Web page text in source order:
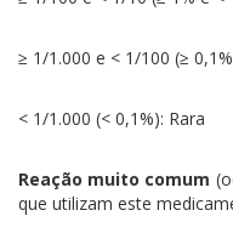
≥ 1/1.000 e < 1/100 (≥
< 1/1.000 (< 0,1%): Rara
Reação muito comum
que utilizam este